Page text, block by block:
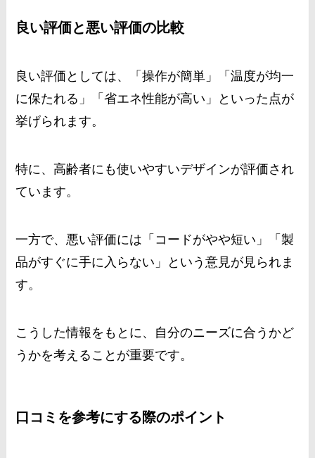
良い評価と悪い評価の比較
良い評価としては、「操作が簡単」「温度が均一
に保たれる」「省エネ性能が高い」といった点が
挙げられます。
特に、高齢者にも使いやすいデザインが評価され
ています。
一方で、悪い評価には「コードがやや短い」「製
品がすぐに手に入らない」という意見が見られま
す。
こうした情報をもとに、自分のニーズに合うかど
うかを考えることが重要です。
口コミを参考にする際のポイント